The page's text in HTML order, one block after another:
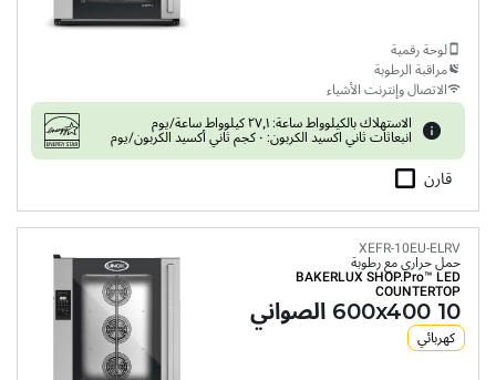
لوحة رقمية
مراقبة الرطوبة
الاتصال وإنترنت الأشياء
الاستهلاك بالكيلوواط ساعة: ٢٧٫١ كيلوواط ساعة/يوم
انبعاثات ثاني اكسيد الكربون: ٠ كجم ثاني أكسيد الكربون/يوم
قارن
XEFR-10EU-ELRV
حمل حراري مع رطوبة
BAKERLUX SHOP.Pro™ LED
COUNTERTOP
10 600x400 الصواني
كهربائي